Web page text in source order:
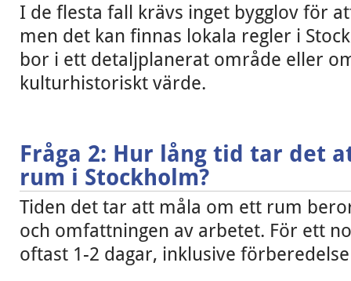
I de flesta fall krävs inget bygglov för
men det kan finnas lokala regler i
bor i ett detaljplanerat område eller
kulturhistoriskt värde.
Fråga 2: Hur lång tid tar det
rum i Stockholm?
Tiden det tar att måla om ett rum
och omfattningen av arbetet. För ett
oftast 1-2 dagar, inklusive